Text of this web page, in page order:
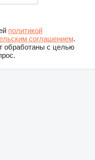
политикой
соглашением.
обработаны с целью